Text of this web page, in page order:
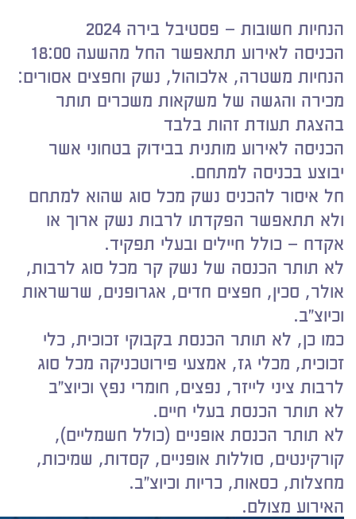
הנחיות חשובות – פסטיבל בירה 2024
הכניסה לאירוע תתאפשר החל מהשעה 18:00
הנחיות משטרה, אלכוהול, נשק וחפצים אסורים:
מכירה והגשה של משקאות משכרים תותר
בהצגת תעודת זהות בלבד
הכניסה לאירוע מותנית בבידוק בטחוני אשר
יבוצע בכניסה למתחם.
חל איסור להכניס נשק מכל סוג שהוא למתחם
ולא תתאפשר הפקדתו לרבות נשק ארוך או
אקדח – כולל חיילים ובעלי תפקיד.
לא תותר הכנסה של נשק קר מכל סוג לרבות,
אולר, סכין, חפצים חדים, אגרופנים, שרשראות
וכיוצ״ב.
כמו כן, לא תותר הכנסת בקבוקי זכוכית, כלי
זכוכית, מכלי גז, אמצעי פירוטכניקה מכל סוג
לרבות ציני לייזר, נפצים, חומרי נפץ וכיוצ״ב
לא תותר הכנסת בעלי חיים.
לא תותר הכנסת אופניים (כולל חשמליים),
קורקינטים, סוללות אופניים, קסדות, שמיכות,
מחצלות, כסאות, כריות וכיוצ״ב.
האירוע מצולם.